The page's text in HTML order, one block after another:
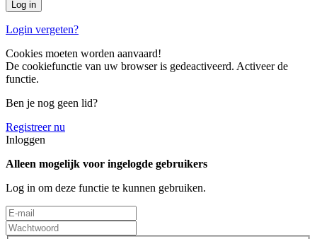
Login vergeten?
Cookies moeten worden aanvaard!
De cookiefunctie van uw browser is gedeactiveerd. Activeer de
functie.
Ben je nog geen lid?
Registreer nu
Inloggen
Alleen mogelijk voor ingelogde gebruikers
Log in om deze functie te kunnen gebruiken.